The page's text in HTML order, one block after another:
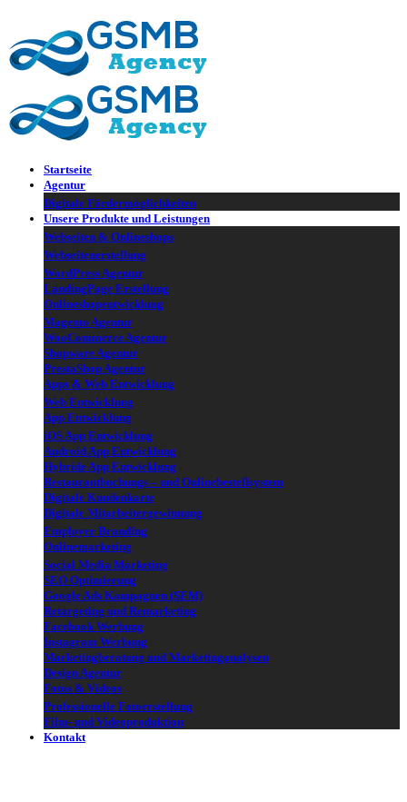
▼
Startseite
Agentur
Digitale Fördermöglichkeiten
Unsere Produkte und Leistungen
Webseiten & Onlineshops
Webseitenerstellung
WordPress Agentur
LandingPage Erstellung
Onlineshopentwicklung
Magento Agentur
WooCommerce Agentur
Shopware Agentur
PrestaShop Agentur
Apps & Web Entwicklung
Web Entwicklung
App Entwicklung
iOS App Entwicklung
Android App Entwicklung
Hybride App Entwicklung
Restaurantbuchungs – und Onlinebestellsystem
Digitale Kundenkarte
Digitale Mitarbeitergewinnung
Employer Branding
Onlinemarketing
Social Media Marketing
SEO Optimierung
Google Ads Kampagnen (SEM)
Retargeting und Remarketing
Facebook Werbung
Instagram Werbung
Marketingberatung und Marketinganalysen
Design Agentur
Fotos & Videos
Professionelle Fotoerstellung
Film- und Videoproduktion
Kontakt